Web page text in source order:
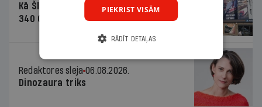
Kā Šlesera partija palika nesodīta par
340 000 vērtu reklāmas kampaņu
Redaktores sleja 06.08.2026.
Dinozaura triks
PIEKRIST VISĀM
RĀDĪT DETAĻAS